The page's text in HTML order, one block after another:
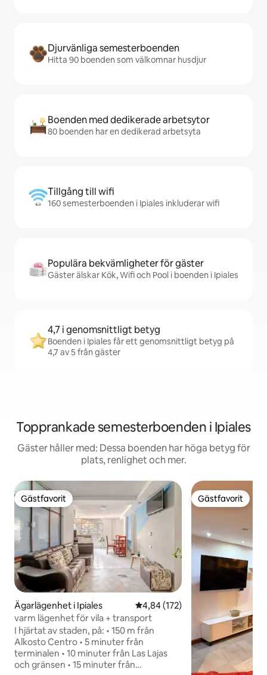
Djurvänliga semesterboenden
Hitta 90 boenden som välkomnar husdjur
Boenden med dedikerade arbetsytor
80 boenden har en dedikerad arbetsyta
Tillgång till wifi
160 semesterboenden i Ipiales inkluderar wifi
Populära bekvämligheter för gäster
Gäster älskar Kök, Wifi och Pool i boenden i Ipiales
4,7 i genomsnittligt betyg
Boenden i Ipiales får ett genomsnittligt betyg på
4,7 av 5 från gäster
Topprankade semesterboenden i Ipiales
Gäster håller med: Dessa boenden har höga betyg för
plats, renlighet och mer.
Gästfavorit
Gästfavorit
Ägarlägenhet i Ipiales 4,84 av 5 i genomsnittligt
4,84 (172)
varm lägenhet för vila + transport
I hjärtat av staden, på: • 150 m från
Alkosto Centro • 5 minuter från
terminalen • 10 minuter från Las Lajas
och gränsen • 15 minuter från
Gästfavorit
Gästfavorit